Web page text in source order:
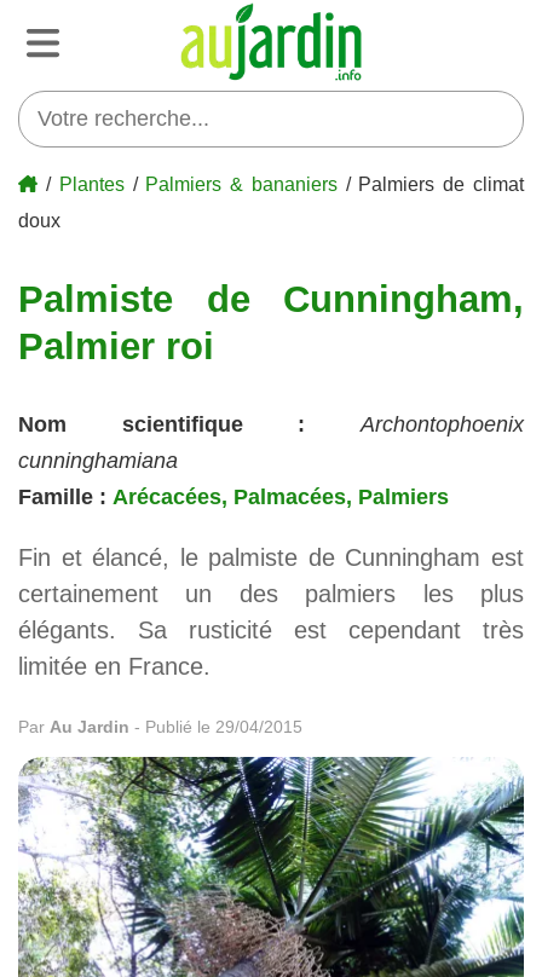
/ Plantes/ Palmiers & bananiers/ Palmiers de climat
doux
Palmiste de Cunningham,
Palmier roi
Nom scientifique :
Archontophoenix
cunninghamiana
Famille : Arécacées, Palmacées, Palmiers
Fin et élancé, le palmiste de Cunningham est
certainement un des palmiers les plus
élégants. Sa rusticité est cependant très
limitée en France.
Par Au Jardin - Publié le 29/04/2015